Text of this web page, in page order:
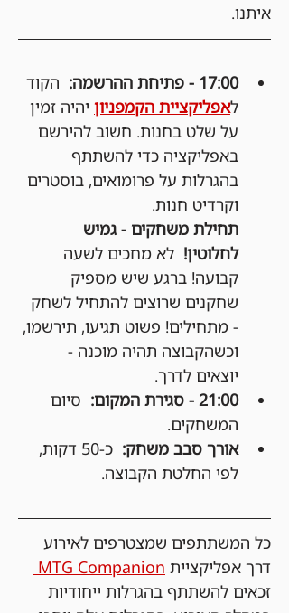
איתנו.
17:00 - פתיחת ההרשמה:
הקוד
לאפליקציית הקמפניון יהיה זמין
על שלט בחנות. חשוב להירשם
באפליקציה כדי להשתתף
בהגרלות על פרומואים, בוסטרים
וקרדיט חנות.
תחילת משחקים - גמיש
לחלוטין! לא מחכים לשעה
קבועה! ברגע שיש מספיק
שחקנים שרוצים להתחיל לשחק
- מתחילים! פשוט תגיעו, תירשמו,
וכשהקבוצה תהיה מוכנה -
יוצאים לדרך.
21:00 - סגירת המקום:
סיום
המשחקים.
אורך סבב משחק:
כ-50 דקות,
לפי החלטת הקבוצה.
כל המשתתפים שמצטרפים לאירוע
דרך אפליקציית MTG Companion
זכאים להשתתף בהגרלות ייחודיות